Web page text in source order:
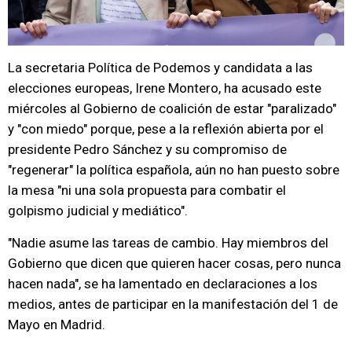
La secretaria Política de Podemos y candidata a las
elecciones europeas, Irene Montero, ha acusado este
miércoles al Gobierno de coalición de estar "paralizado"
y "con miedo" porque, pese a la reflexión abierta por el
presidente Pedro Sánchez y su compromiso de
"regenerar" la política española, aún no han puesto sobre
la mesa "ni una sola propuesta para combatir el
golpismo judicial y mediático".
"Nadie asume las tareas de cambio. Hay miembros del
Gobierno que dicen que quieren hacer cosas, pero nunca
hacen nada", se ha lamentado en declaraciones a los
medios, antes de participar en la manifestación del 1 de
Mayo en Madrid.